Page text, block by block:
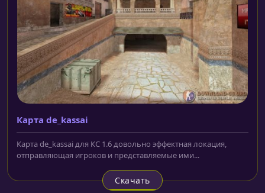
Карта de_kassai
Карта de_kassai для КС 1.6 довольно эффектная локация,
отправляющая игроков и представляемые ими...
Скачать